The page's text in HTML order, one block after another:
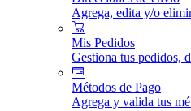
Agrega, edita y/o
Mis Pedidos
Gestiona tus pedidos,
Métodos de Pago
Agrega y valida tus